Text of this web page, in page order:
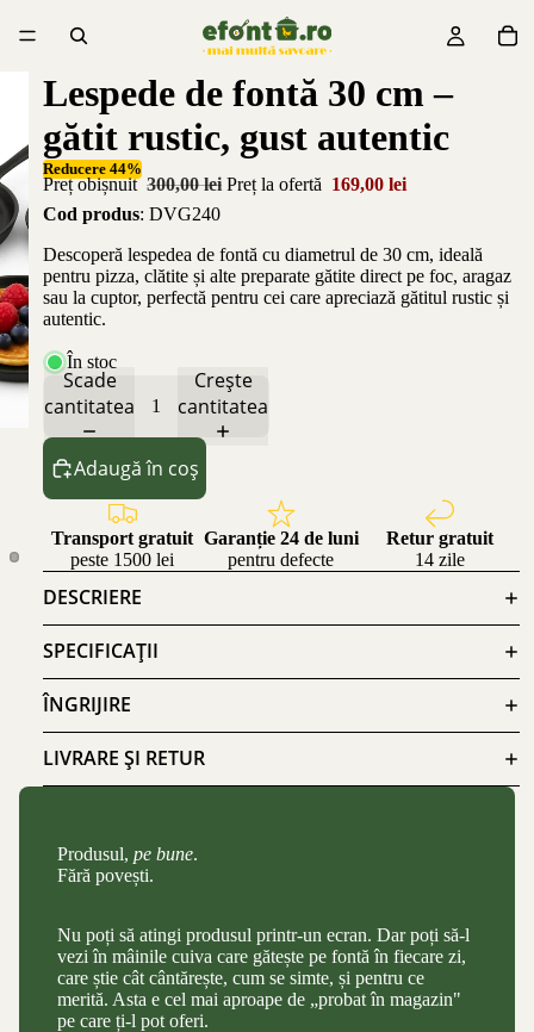
Lespede de fontă 30 cm –
gătit rustic, gust autentic
Reducere 44%
Preț obișnuit 300,00 lei Preț la ofertă 169,00 lei
Cod produs: DVG240
Descoperă lespedea de fontă cu diametrul de 30 cm, ideală
pentru pizza, clătite și alte preparate gătite direct pe foc, aragaz
sau la cuptor, perfectă pentru cei care apreciază gătitul rustic și
autentic.
În stoc
Scade
cantitatea
Crește
cantitatea
Adaugă în coș
Transport gratuit
peste 1500 lei
Garanție 24 de luni
pentru defecte
Retur gratuit
14 zile
DESCRIERE
SPECIFICAȚII
ÎNGRIJIRE
LIVRARE ȘI RETUR
Produsul, pe bune.
Fără povești.
Nu poți să atingi produsul printr-un ecran. Dar poți să-l
vezi în mâinile cuiva care gătește pe fontă în fiecare zi,
care știe cât cântărește, cum se simte, și pentru ce
merită. Asta e cel mai aproape de „probat în magazin"
pe care ți-l pot oferi.